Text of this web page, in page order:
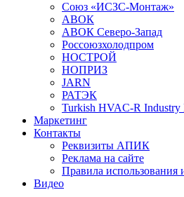
Союз «ИСЗС-Монтаж»
АВОК
АВОК Северо-Запад
Россоюзхолодпром
НОСТРОЙ
НОПРИЗ
JARN
РАТЭК
Turkish HVAC-R Industry
Маркетинг
Контакты
Реквизиты АПИК
Реклама на сайте
Правила использования
Видео